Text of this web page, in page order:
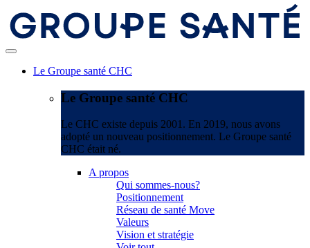
Le Groupe santé CHC
Le Groupe santé CHC
Le CHC existe depuis 2001. En 2019, nous avons
adopté un nouveau positionnement. Le Groupe santé
CHC était né.
A propos
Qui sommes-nous?
Positionnement
Réseau de santé Move
Valeurs
Vision et stratégie